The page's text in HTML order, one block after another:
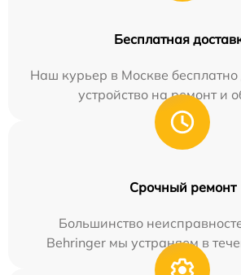
Бесплатная
Наш курьер в Москве бесплатно
устройство на ремонт и
Срочный ремонт
Большинство
Behringer мы устраняем в